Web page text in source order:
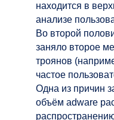
находится в
анализе
Во второй
заняло второе
троянов
частое
Одна из причин
объём adware